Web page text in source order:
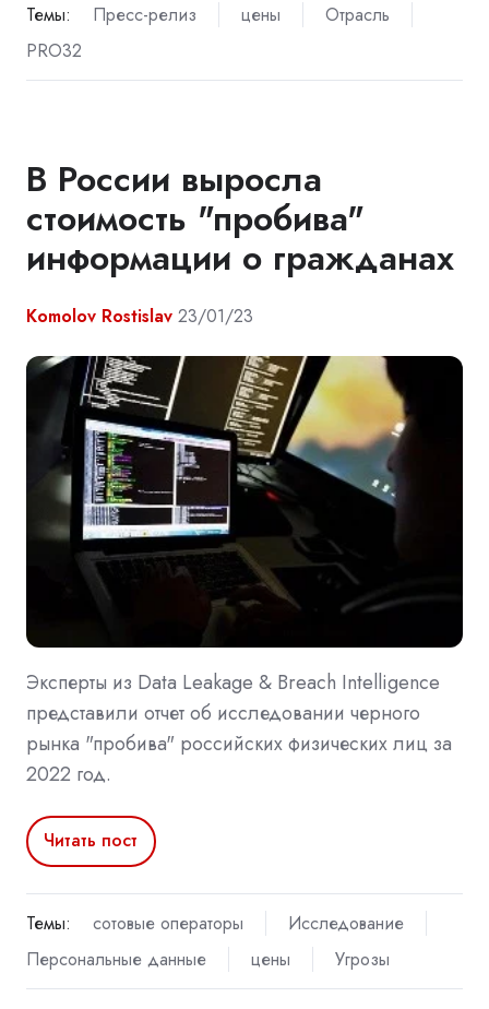
Темы: Пресс-релиз цены
Отрасль
PRO32
В России выросла
стоимость "пробива"
информации о гражданах
Komolov Rostislav 23/01/23
Эксперты из Data Leakage & Breach Intelligence
представили отчет об исследовании черного
рынка "пробива" российских физических лиц за
2022 год.
Читать пост
Темы: сотовые операторы
Исследование
Персональные данные
цены Угрозы